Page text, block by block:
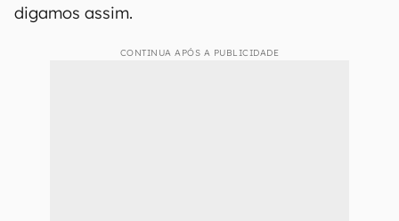
digamos assim.
CONTINUA APÓS A PUBLICIDADE